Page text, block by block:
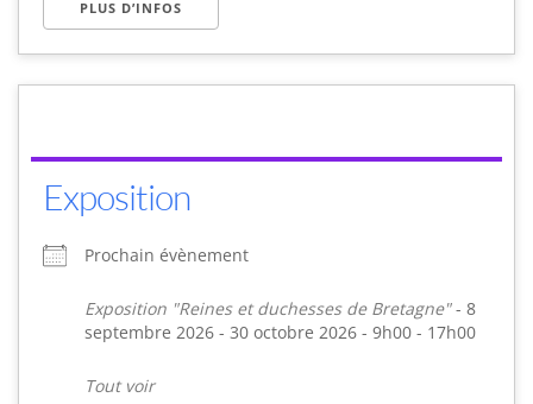
PLUS D’INFOS
Exposition
Prochain évènement
Exposition "Reines et duchesses de Bretagne"- 8
septembre 2026 - 30 octobre 2026 - 9h00 - 17h00
Tout voir